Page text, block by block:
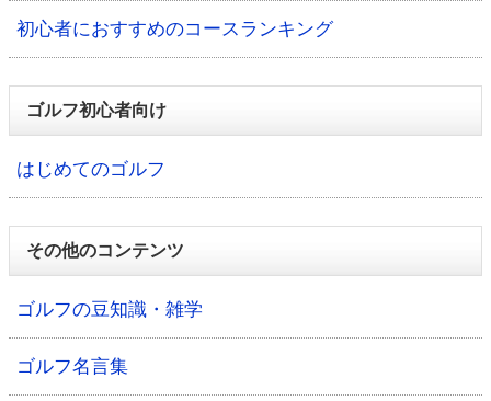
初心者におすすめのコースランキング
ゴルフ初心者向け
はじめてのゴルフ
その他のコンテンツ
ゴルフの豆知識・雑学
ゴルフ名言集